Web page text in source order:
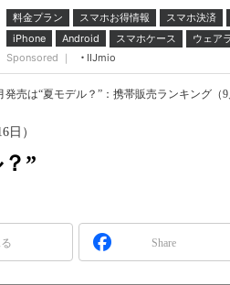
料金プラン スマホお得情報 スマホ決済
iPhone
Android スマホケース ウェア
Sponsored ｜
IIJmio
発売は“夏モデル？”：携帯販売ランキング（9
”
日）
Share